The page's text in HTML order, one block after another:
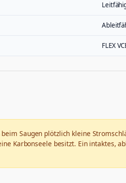
FLEX
beim Saugen plötzlich kleine
Karbonseele besitzt. Ein intaktes,